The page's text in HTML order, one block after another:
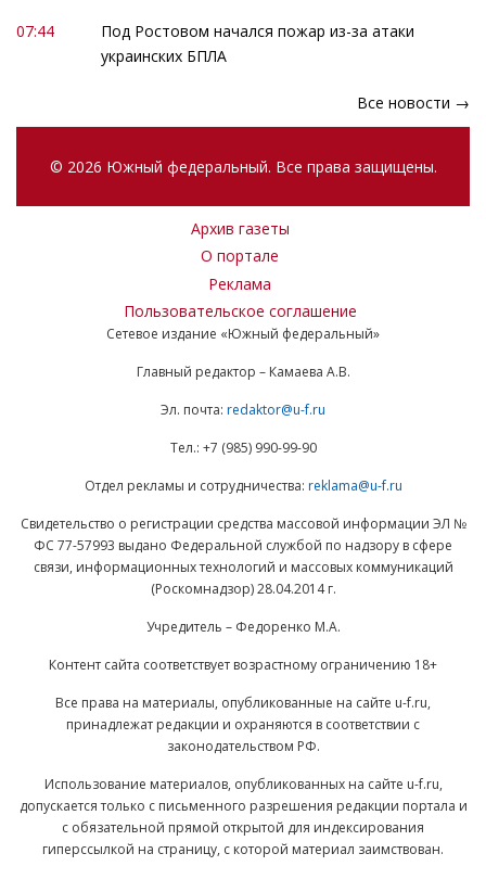
07:44
Под Ростовом начался пожар из-за атаки
украинских БПЛА
Все новости →
© 2026 Южный федеральный. Все права защищены.
Архив газеты
О портале
Реклама
Пользовательское соглашение
Сетевое издание «Южный федеральный»
Главный редактор – Камаева А.В.
Эл. почта: redaktor@u-f.ru
Тел.: +7 (985) 990-99-90
Отдел рекламы и сотрудничества: reklama@u-f.ru
Свидетельство о регистрации средства массовой информации ЭЛ №
ФС 77-57993 выдано Федеральной службой по надзору в сфере
связи, информационных технологий и массовых коммуникаций
(Роскомнадзор) 28.04.2014 г.
Учредитель – Федоренко М.А.
Контент сайта соответствует возрастному ограничению 18+
Все права на материалы, опубликованные на сайте u-f.ru,
принадлежат редакции и охраняются в соответствии с
законодательством РФ.
Использование материалов, опубликованных на сайте u-f.ru,
допускается только с письменного разрешения редакции портала и
с обязательной прямой открытой для индексирования
гиперссылкой на страницу, с которой материал заимствован.